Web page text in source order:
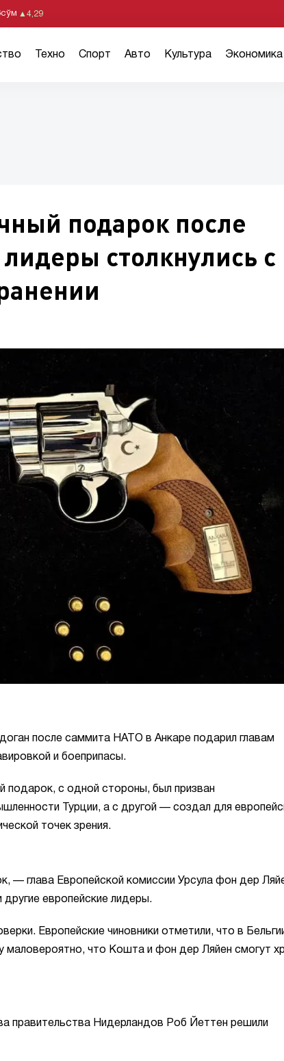
сўм ▲ 4,29
Техно Спорт Авто Культура Экономика
подарок после
столкнулись с
после саммита НАТО в Анкаре подарил главам
и боеприпасы.
подарок, с одной стороны, был призван
Турции, а с другой — создал для
точек зрения.
— глава Европейской комиссии Урсула фон дер
европейские лидеры.
Европейские чиновники отметили, что в
что Кошта и фон дер Ляйен смогут
правительства Нидерландов Роб Йеттен решили